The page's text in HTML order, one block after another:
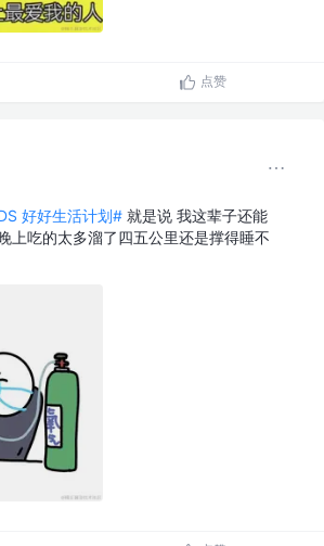
点赞
好好生活计划# 就是说 我这辈子还能
上吃的太多溜了四五公里还是撑得睡不